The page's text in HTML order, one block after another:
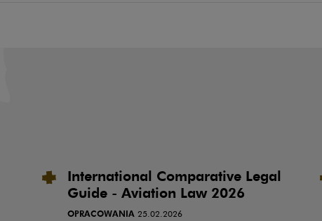
International Comparative Legal
Guide - Aviation Law 2026
OPRACOWANIA 25.02.2026